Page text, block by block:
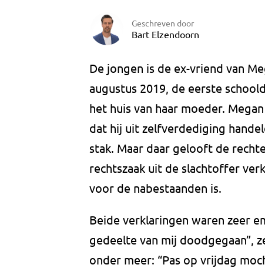
Geschreven door
Bart Elzendoorn
De jongen is de ex-vriend van
augustus 2019, de eerste
het huis van haar moeder.
dat hij uit zelfverdediging
stak. Maar daar gelooft de
rechtszaak uit de slachtoffer
voor de nabestaanden is.
Beide verklaringen waren zeer
gedeelte van mij doodgegaan”,
onder meer: “Pas op vrijdag